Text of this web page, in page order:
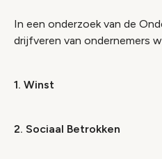
In een onderzoek van de
drijfveren van ondernemers
1. Winst
2. Sociaal Betrokken